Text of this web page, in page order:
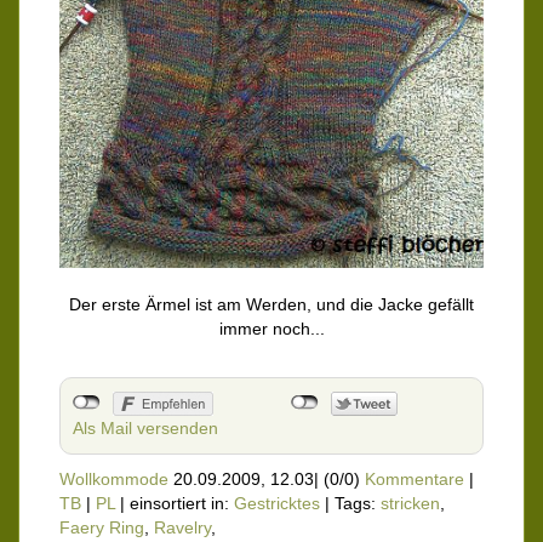
Der erste Ärmel ist am Werden, und die Jacke gefällt
immer noch...
Als Mail versenden
Wollkommode 20.09.2009, 12.03| (0/0) Kommentare |
TB | PL | einsortiert in: Gestricktes | Tags: stricken
Faery Ring
Ravelry,